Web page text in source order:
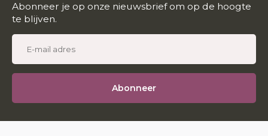
Abonneer je op onze nieuwsbrief om op de hoogte
te blijven.
Abonneer